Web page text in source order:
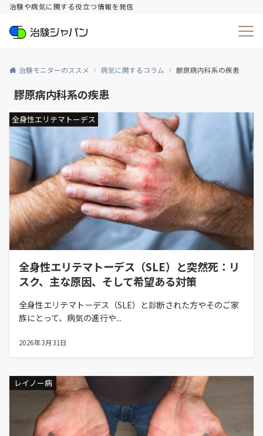
治験や病気に関する役立つ情報を発信
治験モニターのススメ 病気に関するコラム 膠原病内科系の疾患
膠原病内科系の疾患
全身性エリテマトーデス
全身性エリテマトーデス（SLE）と突然死：リ
スク、主な原因、そして希望ある対策
全身性エリテマトーデス（SLE）と診断された方やそのご家
族にとって、病気の進行や...
2026年3月31日
レイノー病